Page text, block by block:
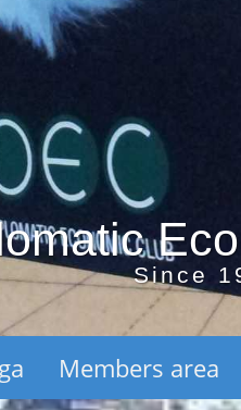
Since
Members area